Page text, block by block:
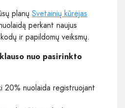
planų Svetainių kūrėjas
perkant naujus
ir papildomų veiksmų.
nuo pasirinkto
20% nuolaida registruojant